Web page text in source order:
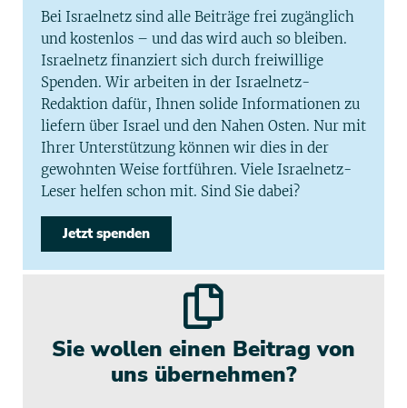
Bei Israelnetz sind alle Beiträge frei zugänglich
und kostenlos – und das wird auch so bleiben.
Israelnetz finanziert sich durch freiwillige
Spenden. Wir arbeiten in der Israelnetz-
Redaktion dafür, Ihnen solide Informationen zu
liefern über Israel und den Nahen Osten. Nur mit
Ihrer Unterstützung können wir dies in der
gewohnten Weise fortführen. Viele Israelnetz-
Leser helfen schon mit. Sind Sie dabei?
Jetzt spenden
Sie wollen einen Beitrag von
uns übernehmen?